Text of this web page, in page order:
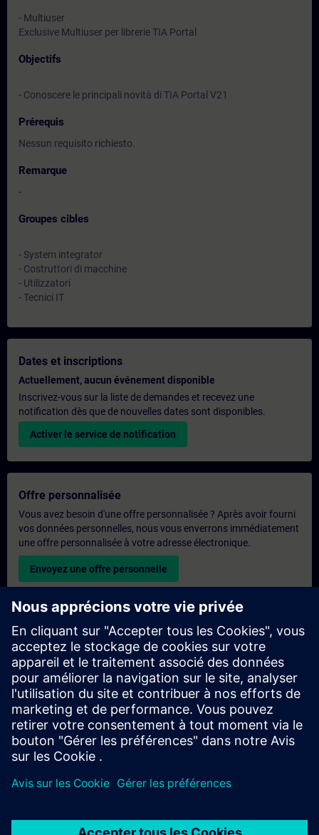
- Multiuser
Exclusive Multiuser per librerie TIA Portal
Objectifs
- Conoscere le principali novità di TIA Portal V21
Prérequis
Nessun requisito richiesto.
Remarque
-
Groupes cibles
- System integrator
- Costruttori di macchine
- Utilizzatori
- Tecnici IT
Dates et inscriptions
Actuellement, aucun événement disponible
Inscrivez-vous sur la liste de demandes et recevez une
notification dès que de nouvelles dates sont disponibles.
Activer le service de notification
Offre personnalisée
Vous avez besoin d'une offre personnalisée ? Après avoir fourni
vos données personnelles, nous vous enverrons immédiatement
une offre personnalisée à votre adresse électronique.
Envoyez une offre personnelle
Demande de formation exclusive
Veuillez remplir le formulaire ci-dessous si vous souhaitez
obtenir un devis pour une formation exclusive, que ce soit sur
site, en ligne ou dans notre centre de formation SITRAIN. Ce
type de demande convient aux groupes plus importants (6
personnes ou plus). Après avoir fourni vos coordonnées et vos
besoins en matière de formation, vous recevrez un devis de
notre part.
Demander un devis exclusif